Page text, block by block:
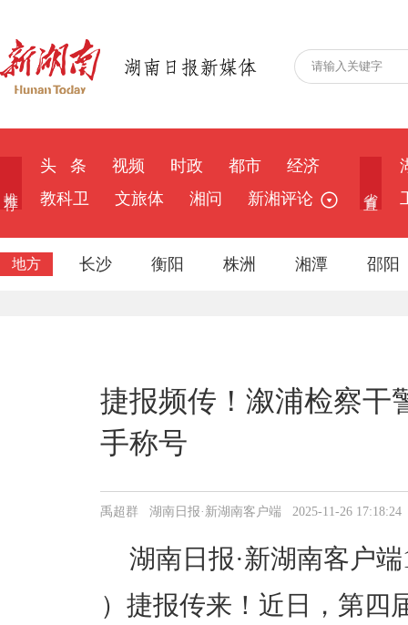
头 条 视频 时政 都市
经济
教科卫
文旅体 湘问 新湘评论
地方 长沙 衡阳 株洲 湘潭 邵阳
捷报频传！溆浦检察干
手称号
禹超群 湖南日报·新湖南客户端 2025-11-26 17:18:24
湖南日报·新湖南客户
） 捷报传来！近日，第四